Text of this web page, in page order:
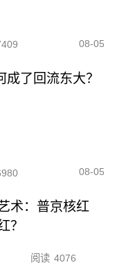
08-05
了回流东大？
08-05
术：普京核红
？
阅读 4076